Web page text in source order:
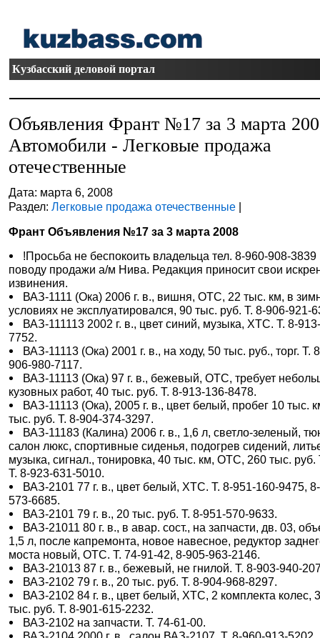
Кузбасский деловой портал
Объявления Франт №17 за 3 марта
Автомобили - Легковые продажа
отечественные
Дата: марта 6, 2008
Раздел:Легковые продажа отечественные |
Франт Объявления №17 за 3 марта 2008
!Просьба не беспокоить владельца тел. 8-960-908-3839
поводу продажи а/м Нива. Редакция приносит свои
извинения.
ВАЗ-1111 (Ока) 2006 г. в., вишня, ОТС, 22 тыс. км, в
условиях не эксплуатировался, 90 тыс. руб. Т. 8-906-921-
ВАЗ-111113 2002 г. в., цвет синий, музыка, ХТС. Т. 8-
7752.
ВАЗ-11113 (Ока) 2001 г. в., на ходу, 50 тыс. руб., торг. Т.
906-980-7117.
ВАЗ-11113 (Ока) 97 г. в., бежевый, ОТС, требует
кузовных работ, 40 тыс. руб. Т. 8-913-136-8478.
ВАЗ-11113 (Ока), 2005 г. в., цвет белый, пробег 10 тыс.
тыс. руб. Т. 8-904-374-3297.
ВАЗ-11183 (Калина) 2006 г. в., 1,6 л, светло-зеленый,
салон люкс, спортивные сиденья, подогрев сидений,
музыка, сигнал., тонировка, 40 тыс. км, ОТС, 260 тыс. руб.
Т. 8-923-631-5010.
ВАЗ-2101 77 г. в., цвет белый, ХТС. Т. 8-951-160-9475,
573-6685.
ВАЗ-2101 79 г. в., 20 тыс. руб. Т. 8-951-570-9633.
ВАЗ-21011 80 г. в., в авар. сост., на запчасти, дв. 03,
1,5 л, после капремонта, новое навесное, редуктор
моста новый, ОТС. Т. 74-91-42, 8-905-963-2146.
ВАЗ-21013 87 г. в., бежевый, не гнилой. Т. 8-903-940-
ВАЗ-2102 79 г. в., 20 тыс. руб. Т. 8-904-968-8297.
ВАЗ-2102 84 г. в., цвет белый, ХТС, 2 комплекта колес,
тыс. руб. Т. 8-901-615-2232.
ВАЗ-2102 на запчасти. Т. 74-61-00.